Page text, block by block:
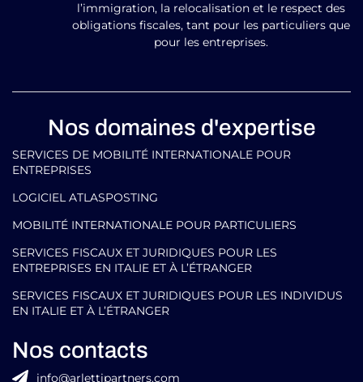
l’immigration, la relocalisation et le respect des
obligations fiscales, tant pour les particuliers que
pour les entreprises.
Nos domaines d'expertise
SERVICES DE MOBILITÉ INTERNATIONALE POUR
ENTREPRISES
LOGICIEL ATLASPOSTING
MOBILITÉ INTERNATIONALE POUR PARTICULIERS
SERVICES FISCAUX ET JURIDIQUES POUR LES
ENTREPRISES EN ITALIE ET À L’ÉTRANGER
SERVICES FISCAUX ET JURIDIQUES POUR LES INDIVIDUS
EN ITALIE ET À L’ÉTRANGER
Nos contacts
info@arlettipartners.com